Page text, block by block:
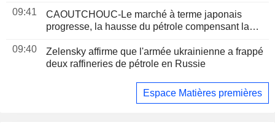
09:41
CAOUTCHOUC-Le marché à terme japonais
progresse, la hausse du pétrole compensant la
pneumatiques
09:40
Zelensky affirme que l'armée ukrainienne a frappé
deux raffineries de pétrole en Russie
Espace Matières premières